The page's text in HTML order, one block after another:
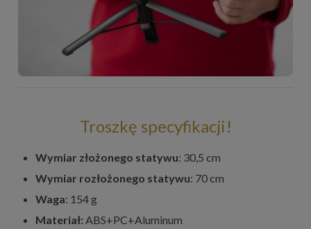
Troszkę specyfikacji!
Wymiar złożonego statywu: 30,5 cm
Wymiar rozłożonego statywu: 70 cm
Waga: 154 g
Materiał: ABS+PC+Aluminum